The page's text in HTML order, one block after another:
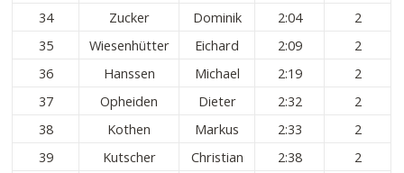
34
Zucker Dominik 2:04
2
35
Wiesenhütter Eichard 2:09
2
36
Hanssen Michael 2:19
2
37
Opheiden Dieter 2:32
2
38
Kothen Markus 2:33
2
39
Kutscher Christian 2:38
2